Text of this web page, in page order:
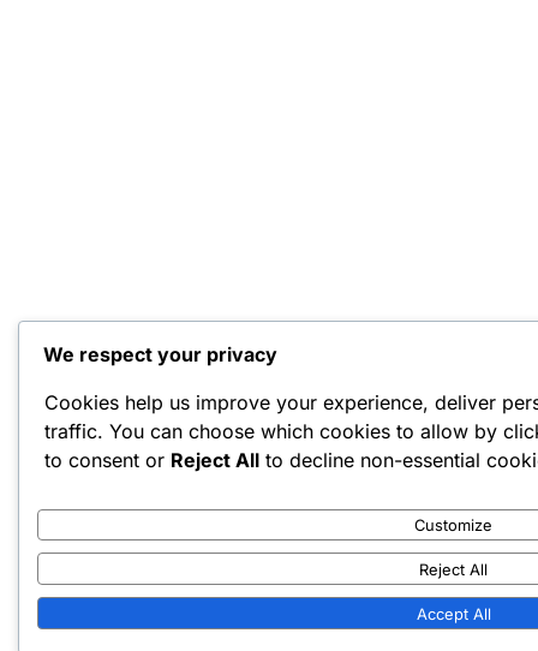
We respect your privacy
Cookies help us improve your experience, deliver
traffic. You can choose which cookies to allow by
to consent or Reject All to decline non-essential
Customize
Reject All
Accept All